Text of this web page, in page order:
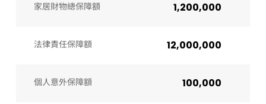
家居財物總保障額 1,200,000
法律責任保障額 12,000,000
個人意外保障額 100,000